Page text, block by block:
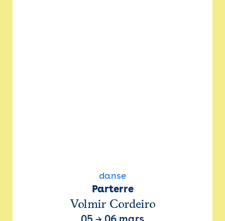
danse
Parterre
Volmir Cordeiro